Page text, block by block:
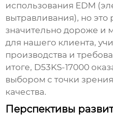
использования EDM
вытравливания), но
значительно дороже и
для нашего клиента,
производства и
итоге, D53KS-17000
выбором с точки
качества.
Перспективы